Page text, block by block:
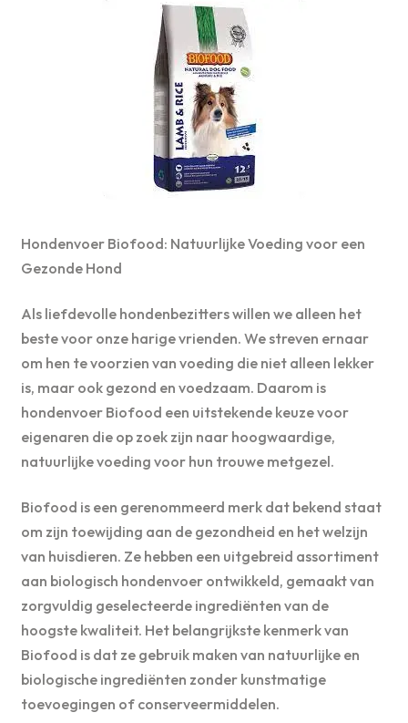
Hondenvoer Biofood: Natuurlijke Voeding voor een
Gezonde Hond
Als liefdevolle hondenbezitters willen we alleen het
beste voor onze harige vrienden. We streven ernaar
om hen te voorzien van voeding die niet alleen lekker
is, maar ook gezond en voedzaam. Daarom is
hondenvoer Biofood een uitstekende keuze voor
eigenaren die op zoek zijn naar hoogwaardige,
natuurlijke voeding voor hun trouwe metgezel.
Biofood is een gerenommeerd merk dat bekend staat
om zijn toewijding aan de gezondheid en het welzijn
van huisdieren. Ze hebben een uitgebreid assortiment
aan biologisch hondenvoer ontwikkeld, gemaakt van
zorgvuldig geselecteerde ingrediënten van de
hoogste kwaliteit. Het belangrijkste kenmerk van
Biofood is dat ze gebruik maken van natuurlijke en
biologische ingrediënten zonder kunstmatige
toevoegingen of conserveermiddelen.